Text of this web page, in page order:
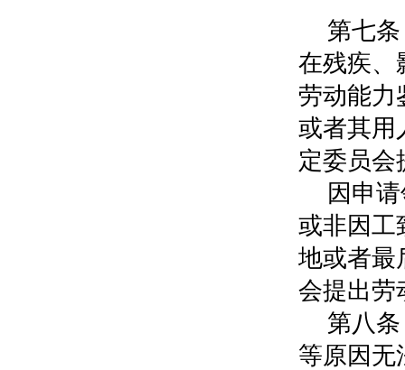
第七
在残疾、
劳动能力
或者其用
定委员会
因申
或非因工
地或者最
会提出劳
第八
等原因无